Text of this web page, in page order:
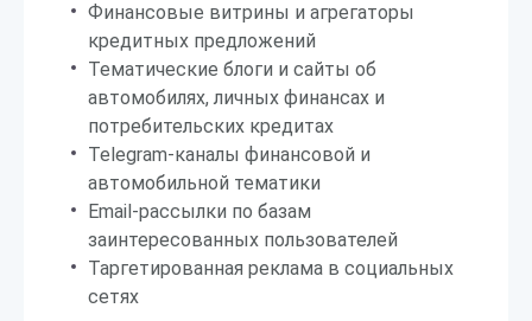
Финансовые витрины и агрегаторы
кредитных предложений
Тематические блоги и сайты об
автомобилях, личных финансах и
потребительских кредитах
Telegram-каналы финансовой и
автомобильной тематики
Email-рассылки по базам
заинтересованных пользователей
Таргетированная реклама в социальных
сетях